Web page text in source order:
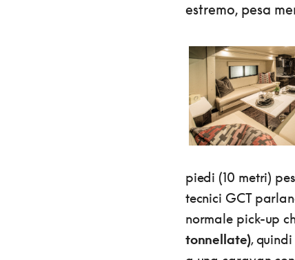
estremo, pesa
piedi (10 metri)
tecnici GCT
normale pick-up
tonnellate),